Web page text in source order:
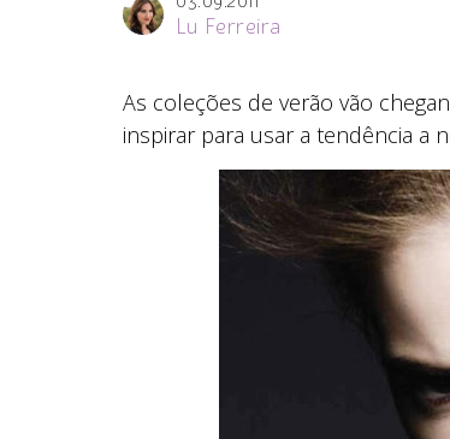
Lu Ferreira
As coleções de verão vão
inspirar para usar a tendência a